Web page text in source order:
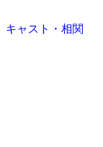
ャスト・相関